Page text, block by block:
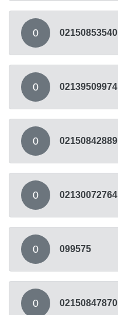
0 02150853540
0 02139509974
0 02150842889
0 02130072764
0 099575
0 02150847870